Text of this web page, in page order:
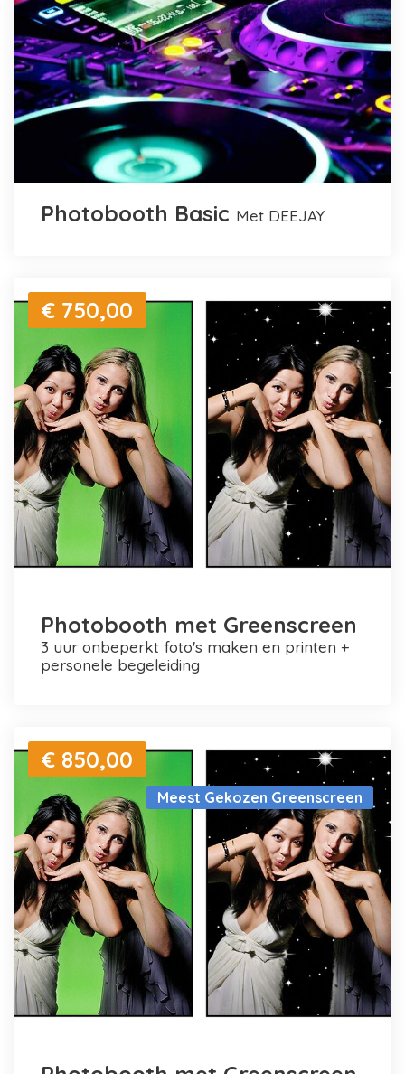
Photobooth Basic met DEEJAY
€ 750,00
Photobooth met Greenscreen
3 uur onbeperkt foto's maken en printen +
personele begeleiding
Meest Gekozen Greenscreen
€ 850,00